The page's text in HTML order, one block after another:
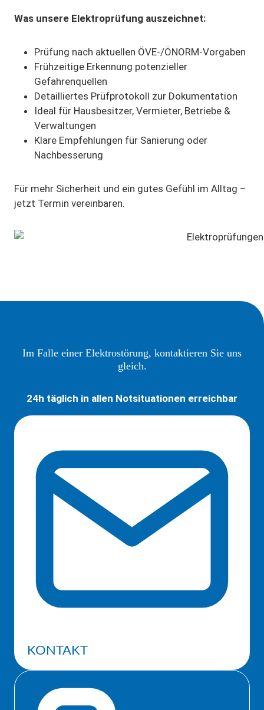
Was unsere Elektroprüfung auszeichnet:
Prüfung nach aktuellen ÖVE-/ÖNORM-Vorgaben
Frühzeitige Erkennung potenzieller
Gefahrenquellen
Detailliertes Prüfprotokoll zur Dokumentation
Ideal für Hausbesitzer, Vermieter, Betriebe &
Verwaltungen
Klare Empfehlungen für Sanierung oder
Nachbesserung
Für mehr Sicherheit und ein gutes Gefühl im Alltag –
jetzt Termin vereinbaren.
Im Falle einer Elektrostörung, kontaktieren Sie uns
gleich.
24h täglich in allen Notsituationen erreichbar
KONTAKT